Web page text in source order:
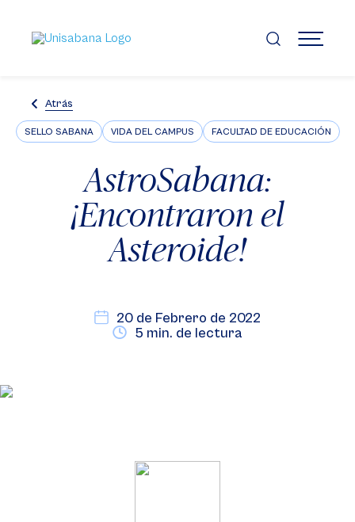
contenido
principal
MENÚ
Atrás
SELLO SABANA VIDA DEL CAMPUS FACULTAD DE EDUCACIÓN
AstroSabana:
¡Encontraron el
Asteroide!
20 de Febrero de 2022
5 min. de lectura